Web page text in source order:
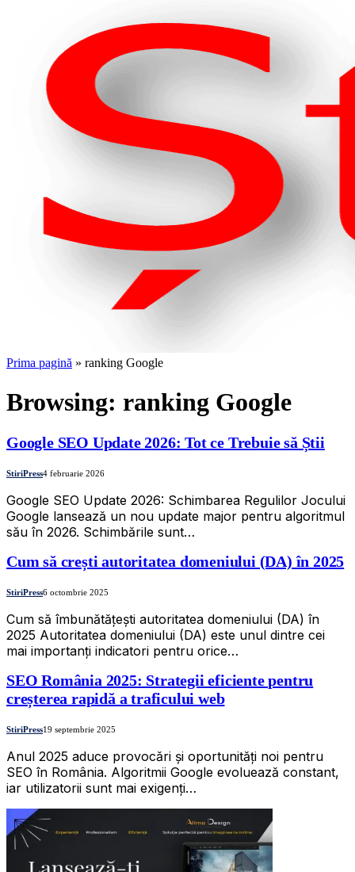
Prima pagină » ranking Google
Browsing: ranking Google
Google SEO Update 2026: Tot ce Trebuie să Știi
StiriPress4 februarie 2026
Google SEO Update 2026: Schimbarea Regulilor Jocului
Google lansează un nou update major pentru algoritmul
său în 2026. Schimbările sunt…
Cum să crești autoritatea domeniului (DA) în 2025
StiriPress6 octombrie 2025
Cum să îmbunătățești autoritatea domeniului (DA) în
2025 Autoritatea domeniului (DA) este unul dintre cei
mai importanți indicatori pentru orice…
SEO România 2025: Strategii eficiente pentru
creșterea rapidă a traficului web
StiriPress19 septembrie 2025
Anul 2025 aduce provocări și oportunități noi pentru
SEO în România. Algoritmii Google evoluează constant,
iar utilizatorii sunt mai exigenți…